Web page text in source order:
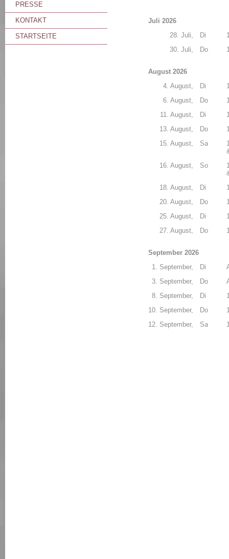
PRESSE
KONTAKT
STARTSEITE
Juli 2026
28. Juli,
Di
30. Juli,
Do
August 2026
4. August,
Di
6. August,
Do
11. August,
Di
13. August,
Do
15. August,
Sa
16. August,
So
18. August,
Di
20. August,
Do
25. August,
Di
27. August,
Do
September 2026
1. September,
Di
3. September,
Do
8. September,
Di
10. September,
Do
12. September,
Sa